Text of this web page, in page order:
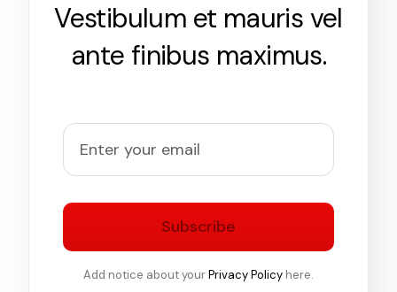
Vestibulum et mauris vel
ante finibus maximus.
Subscribe
Add notice about yourPrivacy Policy here.